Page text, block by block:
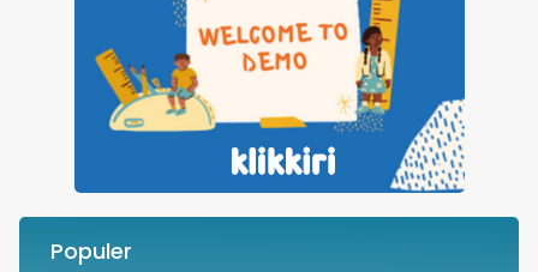
PopulerBesok Malam! Listrik Dipadamkan Satu